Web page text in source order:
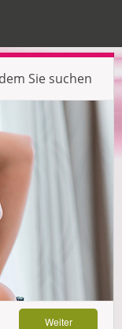
Sie suchen
Weiter
Weiter